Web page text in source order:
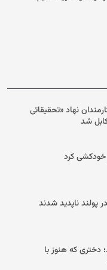
نهاد «تحقیقاتی
شد
خودکشی کرد
پولند ناپدید شدند
دختری که هنوز با